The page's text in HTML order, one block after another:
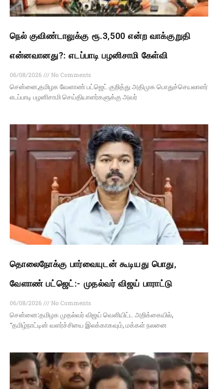
நெல் குவிண்டாலுக்கு ரூ.3,500 என்ற வாக்குறுதி
என்னவானது?: எடப்பாடி பழனிசாமி கேள்வி
06/08/2026
No Comments
சென்னை,தமிழக வேளாண் பட்ஜெட் குறித்து அதிமுக பொதுச்செயலாளர்
எடப்பாடி பழனிசாமி செய்தியாளர்களுக்கு அவர்
தொலைநோக்கு பார்வையுடன் கூடியது பொது,
வேளாண் பட்ஜெட்:- முதல்வர் விஜய் பாராட்டு
06/08/2026
No Comments
சென்னை:தமிழக முதல்வர் விஜய் வெளியிட்ட அறிக்கையில்,
“தமிழ்நாட்டின் வளர்ச்சியை இலக்காகவும், மக்கள் நலனை